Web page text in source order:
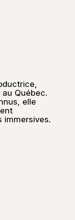
Québec.
elle
immersives.